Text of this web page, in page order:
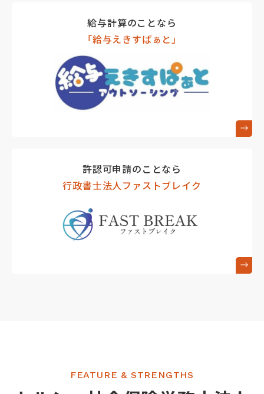
給与計算のことなら
「給与えきすぱぁと」
許認可申請のことなら
行政書士法人ファストブレイク
FEATURE & STRENGTHS